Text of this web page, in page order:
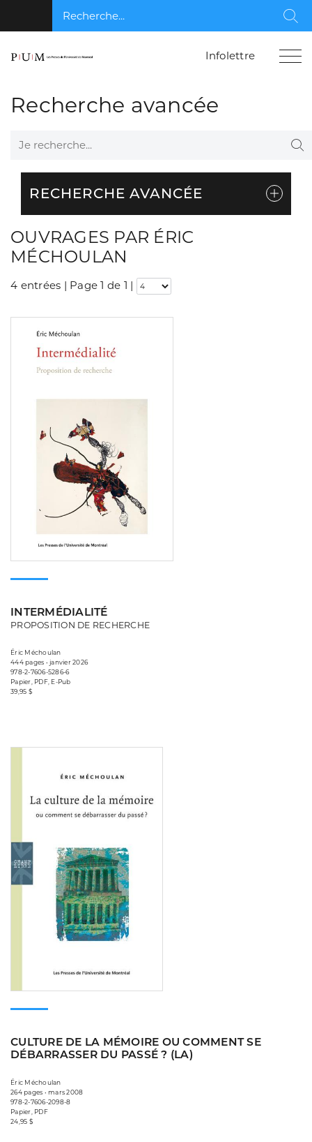
Recherche...
Infolettre
Recherche avancée
Je recherche...
RECHERCHE AVANCÉE
OUVRAGES PAR ÉRIC
MÉCHOULAN
4 entrées | Page 1 de 1 |
INTERMÉDIALITÉ
PROPOSITION DE RECHERCHE
Éric Méchoulan
444 pages • janvier 2026
978-2-7606-5286-6
Papier, PDF, E-Pub
39,95 $
CULTURE DE LA MÉMOIRE OU COMMENT SE
DÉBARRASSER DU PASSÉ ? (LA)
Éric Méchoulan
264 pages • mars 2008
978-2-7606-2098-8
Papier, PDF
24,95 $